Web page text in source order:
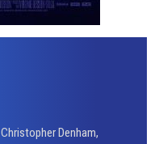
Christopher Denham,